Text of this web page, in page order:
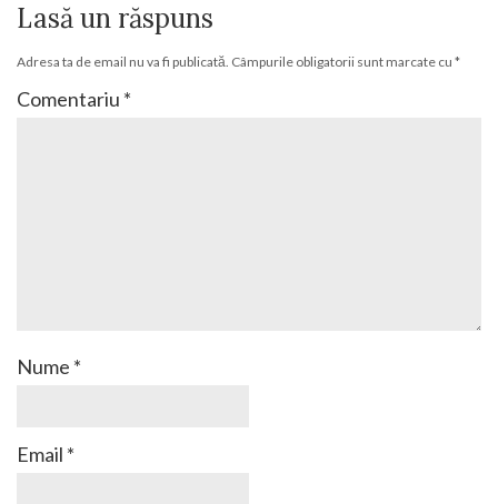
Lasă un răspuns
Adresa ta de email nu va fi publicată. Câmpurile obligatorii sunt marcate cu *
Comentariu *
Nume *
Email *